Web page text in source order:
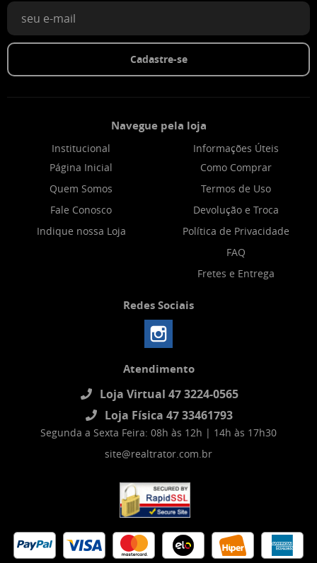
Cadastre-se
Navegue pela loja
Institucional
Página Inicial
Quem Somos
Fale Conosco
Indique nossa Loja
Informações Úteis
Como Comprar
Termos de Uso
Devolução e Troca
Política de Privacidade
FAQ
Fretes e Entrega
Redes Sociais
Atendimento
Loja Virtual 47 3224-0565
Loja Física 47 33461793
Segunda a Sexta Feira: 08h às 12h | 14h às 17h30
site@realtrator.com.br